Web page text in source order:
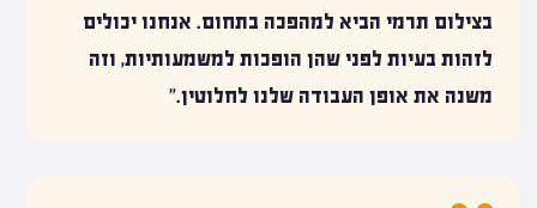
בצילום תרמי הביא למהפכה בתחום. אנחנו יכולים
לזהות בעיות לפני שהן הופכות למשמעותיות, וזה
משנה את אופן העבודה שלנו לחלוטין."